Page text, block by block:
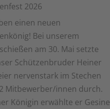
2026
einen neuen
Bei unserem
am 30. Mai setzte
Schützenbruder Heiner
nervenstark im Stechen
Mitbewerber/innen durch.
Königin erwählte er Gesine